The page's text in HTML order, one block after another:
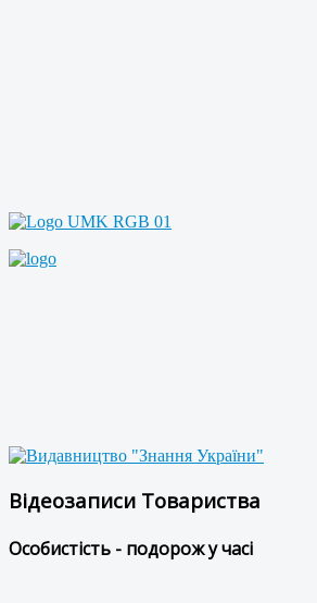
Відеозаписи Товариства
Особистість - подорож у часі